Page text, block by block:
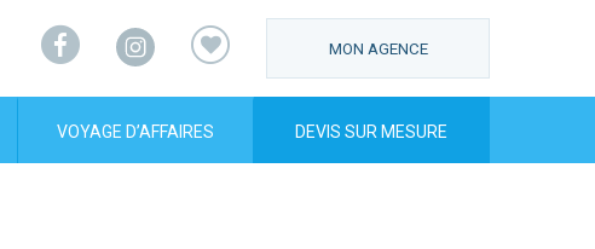
Facebook
Instagram
MON AGENCE
VOYAGE D’AFFAIRES DEVIS SUR MESURE